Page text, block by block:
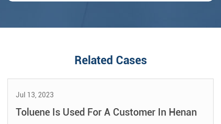
Related Cases
Jul 13, 2023
Toluene Is Used For A Customer In Henan